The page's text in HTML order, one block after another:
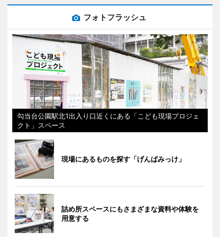
フォトフラッシュ
勾当台公園駅北1出入り口近くにある「こども現場プロジェ
クト」スペース
現場にあるものを探す「げんばみっけ」
詰め所スペースにもさまざまな資料や体験を
用意する